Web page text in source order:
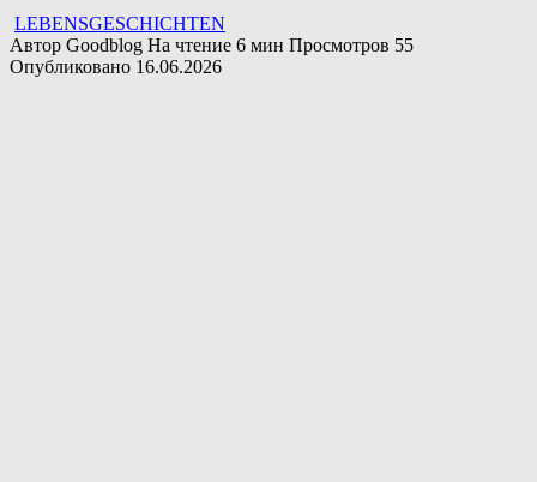
LEBENSGESCHICHTEN
Автор Goodblog На чтение 6 мин Просмотров 55
Опубликовано 16.06.2026